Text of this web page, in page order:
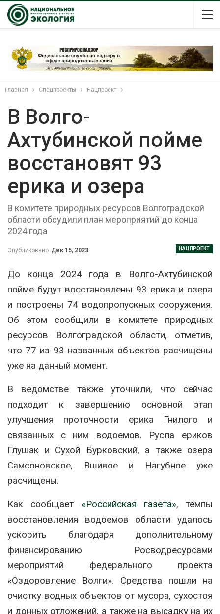
Главная Спецпроекты Нацпроект
В Волго-
Ахтубинской пойме
восстановят 93
ерика и озера
В комитете природных ресурсов Волгоградской
области обсудили план мероприятий до конца
2024 года
НАЦПРОЕКТ
Опубликовано Дек 15, 2023
До конца 2024 года в Волго-Ахтубинской
пойме будут восстановлены 93 ерика и озера
и построены 74 водопропускных сооружения.
Об этом сообщили в комитете природных
ресурсов Волгоградской области, отметив,
что 77 из 93 названных объектов расчищены
уже на данный момент.
В ведомстве также уточнили, что сейчас
подходит к завершению основной этап
улучшения проточности ерика Гнилого и
связанных с ним водоемов. Русла ериков
Глушак и Сухой Бурковский, а также озера
Самсоновское, Вшивое и Нагубное уже
расчищены.
Как сообщает «Российская газета», темпы
восстановления водоемов области удалось
ускорить благодаря дополнительному
финансированию Росводресурсами
мероприятий федерального проекта
«Оздоровление Волги». Средства пошли на
очистку водных объектов от мусора, сухостоя
и донных отложений, а также на высадку на их